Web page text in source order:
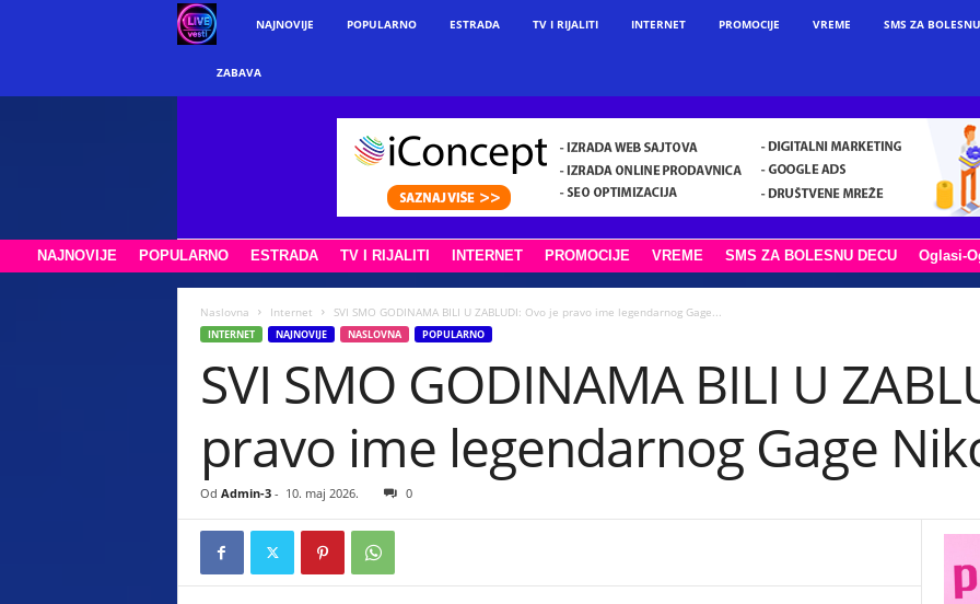
w
v
v
e
NAJNOVIJE POPULARNO ESTRADA TV I RIJALITI INTERNET PROMOCIJE VREME SMS ZA
ZABAVA
NAJNOVIJE POPULARNO ESTRADA TV I RIJALITI INTERNET PROMOCIJE VREME SMS ZA BOLESNU DECU Oglasi-
Naslovna Internet SVI SMO GODINAMA BILI U ZABLUDI: Ovo je pravo ime legendarnog Gage...
INTERNET NAJNOVIJE NASLOVNA POPULARNO
SVI SMO GODINAMA BILI U
pravo ime legendarnog Gage
Od Admin-3- 10. maj 2026. 0